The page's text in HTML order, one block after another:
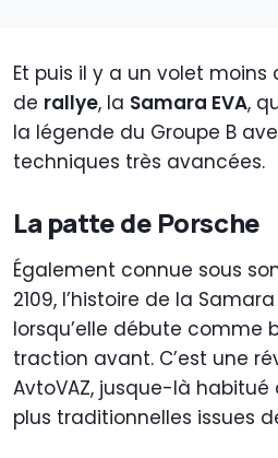
Et puis il y a un volet moins
de rallye, la Samara EVA,
la légende du Groupe B
techniques très avancées.
La patte de Porsche
Également connue sous
2109, l’histoire de la
lorsqu’elle débute comme
traction avant. C’est une
AvtoVAZ, jusque-là
plus traditionnelles issues